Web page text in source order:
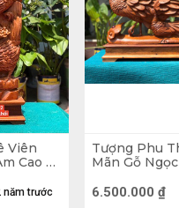
sự tĩnh lặng, thích
đáo, đồng điệu
cũng mang lại những
gia đình, dù tĩnh
đó đã mang lại nét
Viên
Cao 89
năm trước
Tượng Phu
Mãn Gỗ Ngọc
6.500.000 ₫